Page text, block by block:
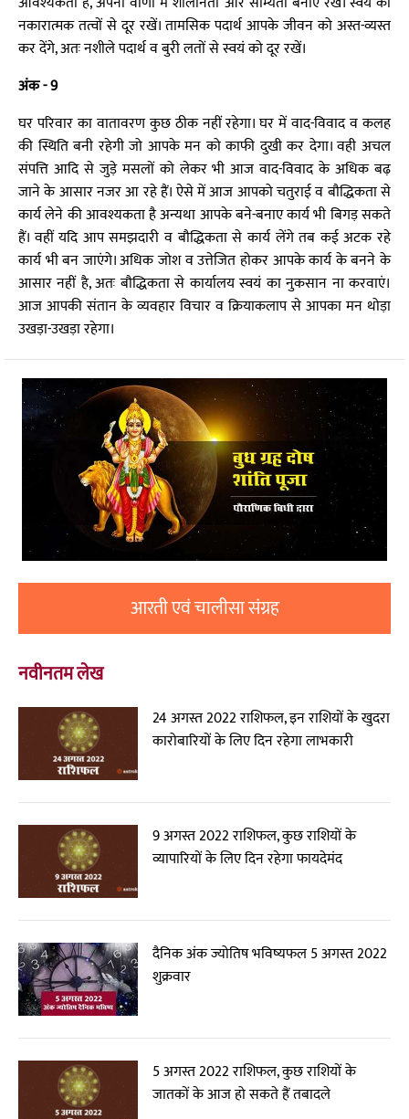
नकारात्मक तत्वों से दूर रखें। तामसिक पदार्थ आपके जीवन को अस्त-व्यस्त
कर देंगे, अतः नशीले पदार्थ व बुरी लतों से स्वयं को दूर रखें।
अंक - 9
घर परिवार का वातावरण कुछ ठीक नहीं रहेगा। घर में वाद-विवाद व कलह
की स्थिति बनी रहेगी जो आपके मन को काफी दुखी कर देगा। वही अचल
संपत्ति आदि से जुड़े मसलों को लेकर भी आज वाद-विवाद के अधिक बढ़
जाने के आसार नजर आ रहे हैं। ऐसे में आज आपको चतुराई व बौद्धिकता से
कार्य लेने की आवश्यकता है अन्यथा आपके बने-बनाए कार्य भी बिगड़ सकते
हैं। वहीं यदि आप समझदारी व बौद्धिकता से कार्य लेंगे तब कई अटक रहे
कार्य भी बन जाएंगे। अधिक जोश व उत्तेजित होकर आपके कार्य के बनने के
आसार नहीं है, अतः बौद्धिकता से कार्यालय स्वयं का नुकसान ना करवाएं।
आज आपकी संतान के व्यवहार विचार व क्रियाकलाप से आपका मन थोड़ा
उखड़ा-उखड़ा रहेगा।
आरती एवं चालीसा संग्रह
नवीनतम लेख
24 अगस्त 2022 राशिफल, इन राशियों के खुदरा
कारोबारियों के लिए दिन रहेगा लाभकारी
9 अगस्त 2022 राशिफल, कुछ राशियों के
व्यापारियों के लिए दिन रहेगा फायदेमंद
दैनिक अंक ज्योतिष भविष्यफल 5 अगस्त 2022
शुक्रवार
5 अगस्त 2022 राशिफल, कुछ राशियों के
जातकों के आज हो सकते हैं तबादले